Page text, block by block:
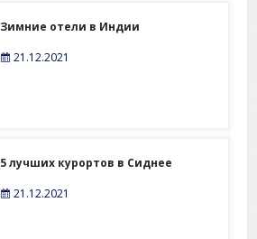
Зимние отели в Индии
21.12.2021
5 лучших курортов в Сиднее
21.12.2021